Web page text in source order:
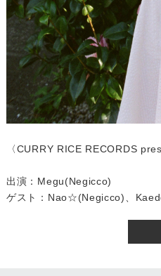
〈CURRY RICE RECORDS
出演：Megu(Negicco)
ゲスト：Nao☆(Negicco)、